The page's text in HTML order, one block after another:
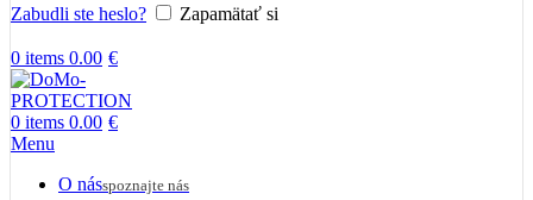
Zabudli ste heslo? Zapamätať si
0 items 0.00 €
0 items 0.00 €
Menu
O násspoznajte nás